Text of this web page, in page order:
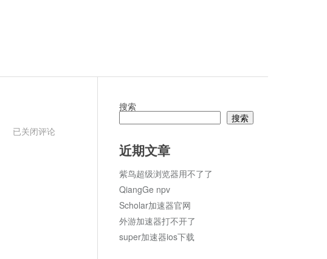
灵
已关闭评论
搜索
搜索
近期文章
紫鸟超级浏览器用不了了
QiangGe npv
Scholar加速器官网
外游加速器打不开了
super加速器ios下载